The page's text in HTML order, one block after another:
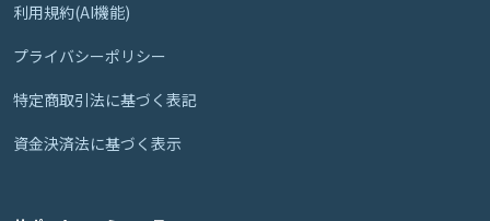
利用規約(AI機能)
プライバシーポリシー
特定商取引法に基づく表記
資金決済法に基づく表示